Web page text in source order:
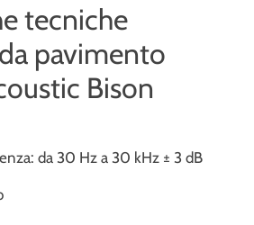
tecniche
pavimento
Bison
da 30 Hz a 30 kHz ± 3 dB